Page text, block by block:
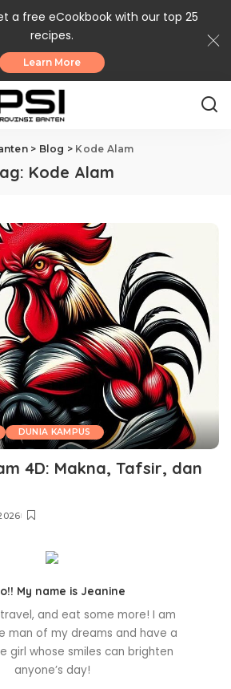
a free eCookbook with our top 25
recipes.
Learn More
> Blog > Kode Alam
Kode Alam
DUNIA KAMPUS
4D: Makna, Tafsir, dan
My name is Jeanine
and eat some more! I am
man of my dreams and have a
girl whose smiles can brighten
anyone’s day!